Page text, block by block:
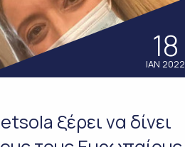
18
ΙΑΝ 2022
ξέρει να δίνει